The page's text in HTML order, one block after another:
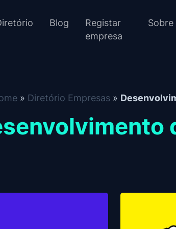
Blog
Registar
empresa
Sobre
» Diretório Empresas »